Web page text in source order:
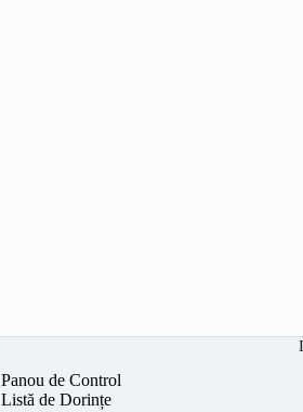
Panou de Control
Listă de Dorințe